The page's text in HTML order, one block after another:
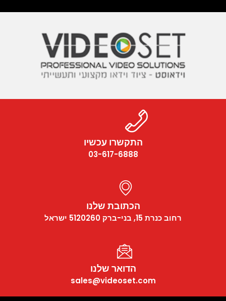
התקשרו עכשיו
03-617-6888
הכתובת שלנו
רחוב כנרת 15, בני-ברק 5120260 ישראל
הדואר שלנו
sales@videoset.com